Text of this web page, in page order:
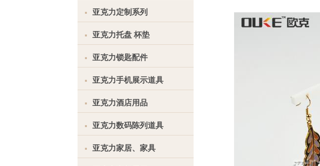
亚克力定制系列
亚克力托盘 杯垫
亚克力锁匙配件
亚克力手机展示道具
亚克力酒店用品
亚克力数码陈列道具
亚克力家居、家具